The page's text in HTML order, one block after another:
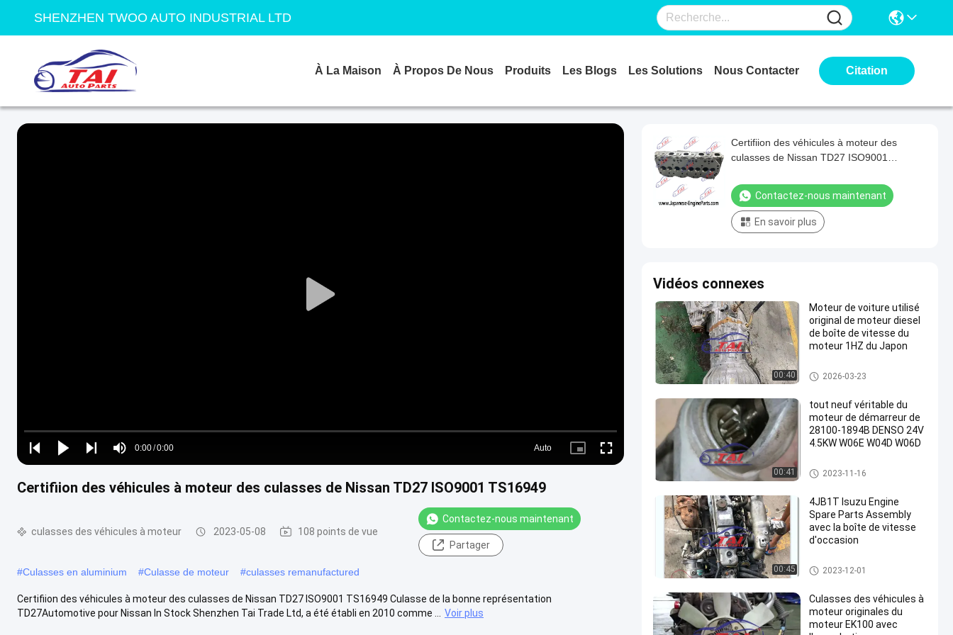
SHENZHEN TWOO AUTO INDUSTRIAL LTD
À La Maison À Propos De Nous Produits Les Blogs Les Solutions Nous Contacter Citation
Play
Play
Play
Play
Mute
Time
0:00/0:00
Loaded:
0%
Auto
Picture- Fullscreen
Certifiion des véhicules à moteur des culasses de Nissan TD27 ISO9001 TS16949
culasses des véhicules à moteur 2023-05-08 108 points de vue
Contactez-nous maintenant
Partager
#Culasses en aluminium #Culasse de moteur #culasses remanufactured
Certifiion des véhicules à moteur des culasses de Nissan TD27 ISO9001 TS16949 Culasse de la bonne représentation
TD27Automotive pour Nissan In Stock Shenzhen Tai Trade Ltd, a été établi en 2010 comme ...
Voir plus
Certifiion des véhicules à moteur des
culasses de Nissan TD27 ISO9001
Contactez-nous maintenant
En savoir plus
Vidéos connexes
00:40
Moteur de voiture utilisé
original de moteur diesel
de boîte de vitesse du
moteur 1HZ du Japon
Pièces de rechange de moteur
de Toyota
2026-03-23
00:41
tout neuf véritable du
moteur de démarreur de
28100-1894B DENSO 24V
4.5KW W06E W04D W06D
moteur de démarreur de pièce
s d'auto
2023-11-16
00:45
4JB1T Isuzu Engine
Spare Parts Assembly
avec la boîte de vitesse
d'occasion
Pièces de rechange de moteur
d'Isuzu
2023-12-01
Culasses des véhicules à
moteur originales du
moteur EK100 avec